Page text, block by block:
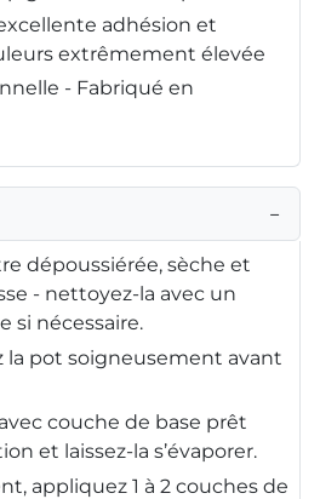
adhésion et
extrêmement élevée
- Fabriqué en
−
dépoussiérée, sèche et
- nettoyez-la avec un
si nécessaire.
la pot soigneusement avant
couche de base prêt
et laissez-la s’évaporer.
appliquez 1 à 2 couches de